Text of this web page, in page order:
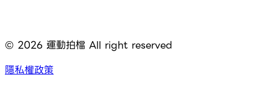
© 2026 運動拍檔 All right reserved
隱私權政策